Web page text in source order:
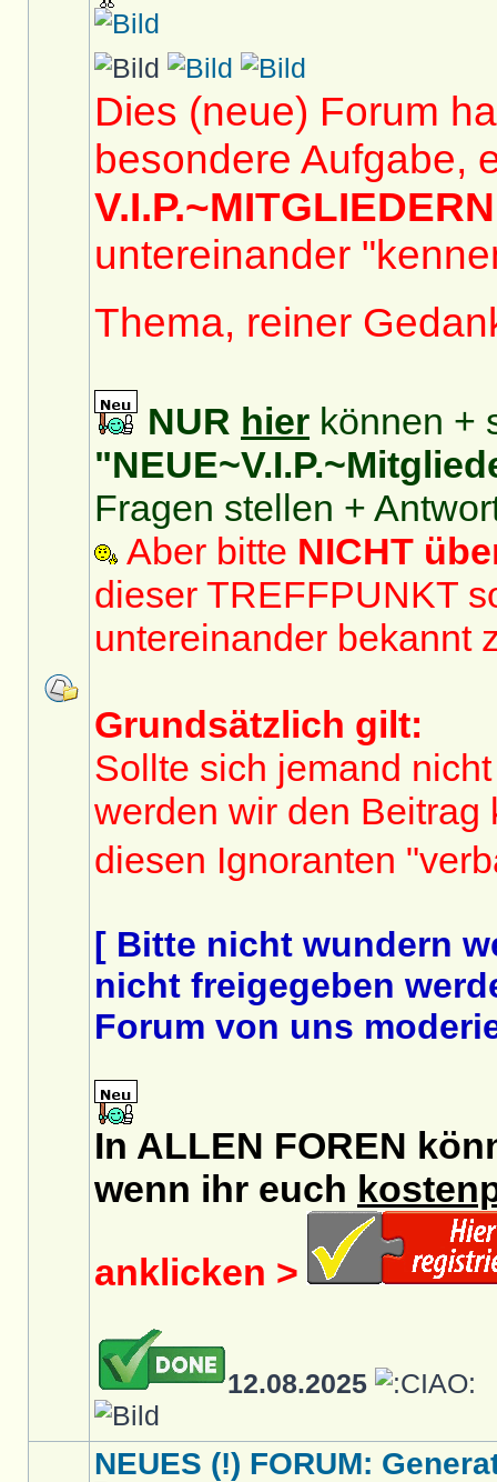
Dies (neue) Forum
besondere Aufgabe,
V.I.P.~MITGLIEDERN
untereinander
Thema, reiner
NUR hier können +
Fragen stellen +
Aber bitte NICHT
dieser TREFFPUNKT
untereinander bekannt
Grundsätzlich gilt:
Sollte sich jemand
werden wir den Beitrag
diesen Ignoranten
[ Bitte nicht wundern
nicht freigegeben
Forum von uns
In ALLEN FOREN
wenn ihr euch
anklicken >
12.08.2025
NEUES (!) FORUM: